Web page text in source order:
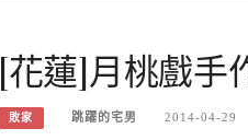
[花蓮]月桃戲手
敗家 跳躍的宅男 2014-04-29